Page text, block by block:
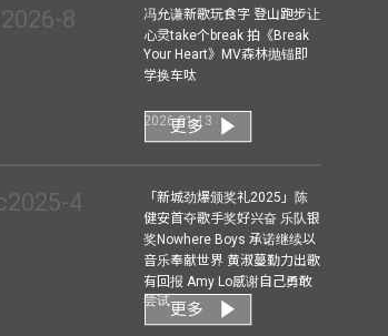
冯允谦新歌玩食字 登山跑步让
心灵take个break 拍《Break
Your Heart》MV森林抛锚即
学换车呔
2026-01-13
更多
「新城劲爆颁奖礼2025」陈
健安首夺歌手奖好兴奋 乐队银
奖Nowhere Boys 承诺继续以
音乐奉献世界 黄淑蔓勤力出歌
有回报 Amy Lo感谢自己勇敢
尝试更多